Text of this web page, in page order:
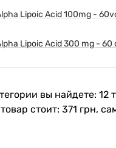
Lipoic Acid 100mg -
Lipoic Acid 300 mg - 60
вы найдете: 12
стоит: 371 грн,